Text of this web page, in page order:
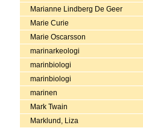
Marianne Lindberg De Geer
Marie Curie
Marie Oscarsson
marinarkeologi
marinbiologi
marinbiologi
marinen
Mark Twain
Marklund, Liza